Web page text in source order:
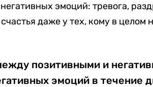
эмоций: тревога,
даже у тех, кому в целом
позитивными и
эмоций в течение